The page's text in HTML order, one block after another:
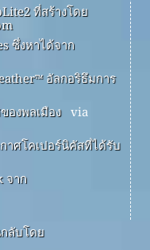
ที่สร้างโดย
ซึ่งหาได้จาก
อัลกอริธึมการ
องพลเมือง via
าศโคเปอร์นิคัสที่ได้รับ
จาก
ลับโดย